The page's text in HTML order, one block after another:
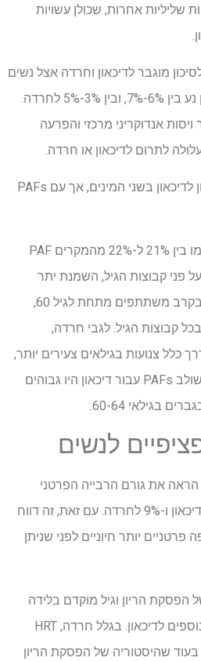
שליליות אחרות, שכולן עשויות
מוגבר לדיכאון וחרדה אצל נשים
עבור דיכאון נע בין 6%-7%, ובין 3%-5% לחרדה.
אנדוקריני מרכזי והפרעה
לתרום לדיכאון או חרדה.
בשני המינים, אך עם PAFs
PAF
פני קבוצות הגיל, השמנת יתר
תרמה בעיקר לנטל הדיכאון בקרב משתתפים מתחת לגיל 60,
קבוצות הגיל. לגבי חרדה,
כלל צנועות בגילאים צעירים יותר,
PAFs עבור דיכאון היו גבוהים
לנשים
הראה את גורם הרבייה הפרטני
ב-13% לדיכאון ו-9% לחרדה. עם זאת, זה דווח
יותר חיוניים לפני שניתן
הפסקת הריון וגיל מוקדם בלידה
לדיכאון. בגלל חרדה, HRT
בעוד שהיסטוריה של הפסקת הריון